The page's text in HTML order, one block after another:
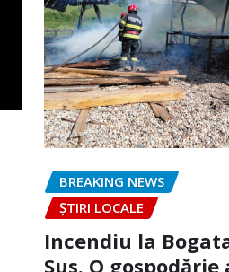
BREAKING NEWS
ȘTIRI LOCALE
Incendiu la
Sus. O gospodărie